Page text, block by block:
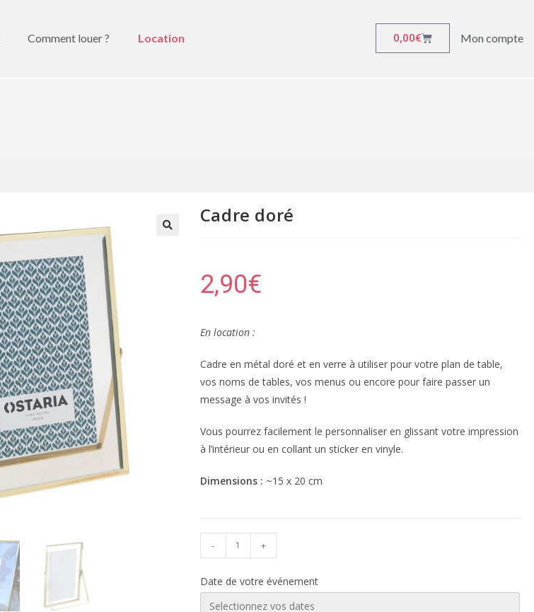
Comment louer ? Location 0,00€ Mon compte
Cadre doré
2,90€
En location :
Cadre en métal doré et en verre à utiliser pour votre plan de table,
vos noms de tables, vos menus ou encore pour faire passer un
message à vos invités !
Vous pourrez facilement le personnaliser en glissant votre impression
à l’intérieur ou en collant un sticker en vinyle.
Dimensions : ~15 x 20 cm
- +
Date de votre événement